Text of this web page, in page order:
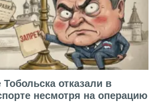
отказали в
несмотря на операцию